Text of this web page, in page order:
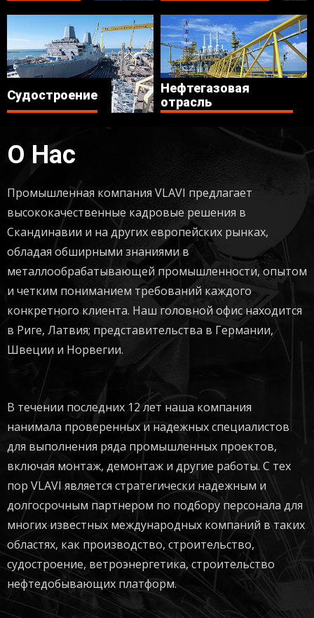
Судостроение
Нефтегазовая
отрасль
О Нас
Промышленная компания VLAVI предлагает
высококачественные кадровые решения в
Скандинавии и на других европейских рынках,
обладая обширными знаниями в
металлообрабатывающей промышленности, опытом
и четким пониманием требований каждого
конкретного клиента. Наш головной офис находится
в Риге, Латвия; представительства в Германии,
Швеции и Норвегии.
В течении последних 12 лет наша компания
нанимала проверенных и надежных специалистов
для выполнения ряда промышленных проектов,
включая монтаж, демонтаж и другие работы. С тех
пор VLAVI является стратегически надежным и
долгосрочным партнером по подбору персонала для
многих известных международных компаний в таких
областях, как производство, строительство,
судостроение, ветроэнергетика, строительство
нефтедобывающих платформ.